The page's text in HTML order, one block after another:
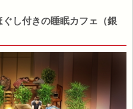
ぐし付きの睡眠カフェ（銀